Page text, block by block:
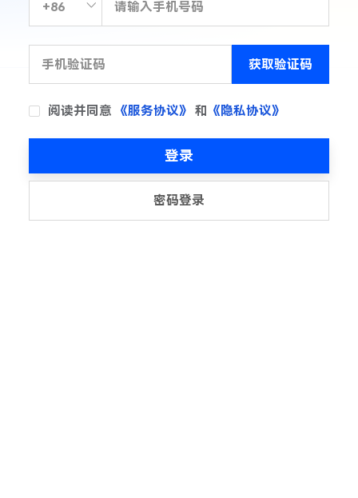
获取验证码
阅读并同意 《服务协议》 和 《隐私协议》
登录
密码登录